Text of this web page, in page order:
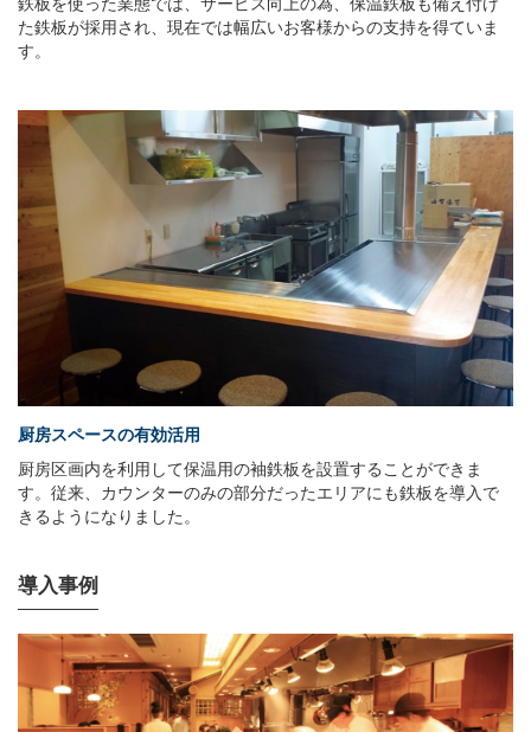
た鉄板が採用され、現在では幅広いお客様からの支持を得ていま
す。
厨房スペースの有効活用
厨房区画内を利用して保温用の袖鉄板を設置することができま
す。従来、カウンターのみの部分だったエリアにも鉄板を導入で
きるようになりました。
導入事例